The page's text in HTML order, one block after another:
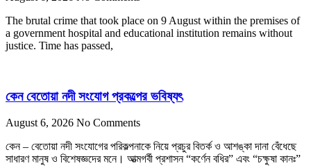
The brutal crime that took place on 9 August within the premises of
a government hospital and educational institution remains without
justice. Time has passed,
কেন বেতোয়া নদী সংযোগ প্রকল্পের ভবিষ্যৎ
August 6, 2026 No Comments
কেন – বেতোয়া নদী সংযোগের পরিকল্পনাকে নিয়ে প্রচুর বিতর্ক ও আশঙ্কা দানা বেঁধেছে
সাধারণ মানুষ ও বিশেষজ্ঞদের মনে। আত্মগর্বী প্রশাসন “কর্ণেন বধির” এবং “চক্ষুষা কানঃ”